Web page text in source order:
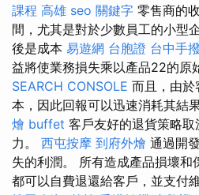
課程 高雄 seo 關鍵字 零售商的
間，尤其是對於少數員工的小型
後是成本 易遊網 台胞證 台中手
益將使業務損失乘以產品22的原
SEARCH CONSOLE 而且，由於
本，因此回報可以迅速消耗其結
燴 buffet 客戶友好的退貨策略
力。 西屯按摩 到府外燴 通過開
失的利潤。 所有造成產品損壞和
都可以自費退還給客戶，並支付